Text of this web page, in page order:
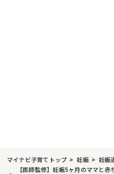
マイナビ子育てトップ 妊娠
妊娠
【医師監修】妊娠5ヶ月のママと